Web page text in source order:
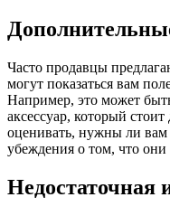
Часто продавцы
могут показаться вам
Например, это может
аксессуар, который
оценивать, нужны ли вам
убеждения о том, что
Недостаточная